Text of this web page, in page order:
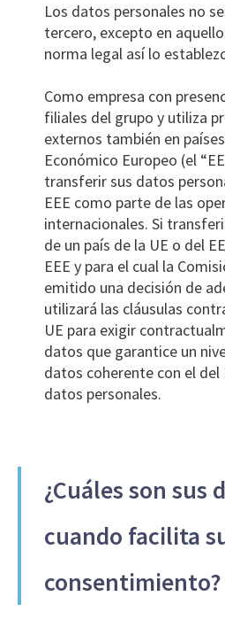
Los datos personales no
tercero, excepto en
norma legal así lo
Como empresa con
filiales del grupo y utiliza
externos también en
Económico Europeo (el
transferir sus datos
EEE como parte de las
internacionales. Si
de un país de la UE o del
EEE y para el cual la
emitido una decisión de
utilizará las cláusulas
UE para exigir
datos que garantice un
datos coherente con el del
datos personales.
¿Cuáles son sus
cuando facilita
consentimiento?